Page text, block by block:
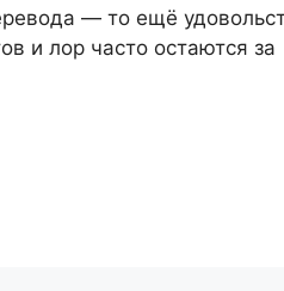
— то ещё
и лор часто остаются за